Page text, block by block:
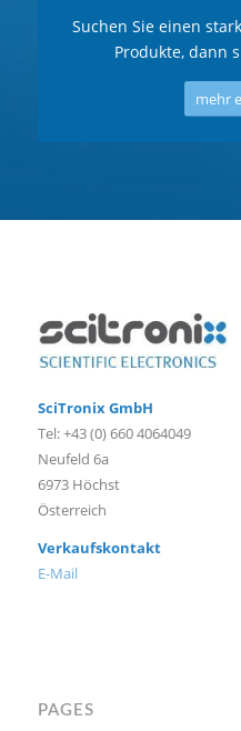
Suchen Sie einen
Produkte, dann
mehr
SciTronix GmbH
Tel: +43 (0) 660 4064049
Neufeld 6a
6973 Höchst
Österreich
Verkaufskontakt
E-Mail
PAGES